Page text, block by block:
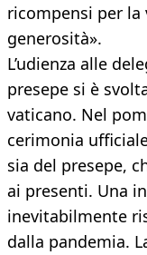
ricompensi per
generosità».
L’udienza alle
presepe si è
vaticano. Nel
cerimonia
sia del presepe,
ai presenti. Una
inevitabilmente
dalla pandemia.